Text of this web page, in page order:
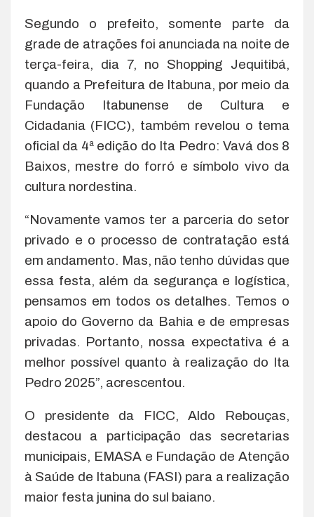
Segundo o prefeito, somente parte da
grade de atrações foi anunciada na noite de
terça-feira, dia 7, no Shopping Jequitibá,
quando a Prefeitura de Itabuna, por meio da
Fundação Itabunense de Cultura e
Cidadania (FICC), também revelou o tema
oficial da 4ª edição do Ita Pedro: Vavá dos 8
Baixos, mestre do forró e símbolo vivo da
cultura nordestina.
“Novamente vamos ter a parceria do setor
privado e o processo de contratação está
em andamento. Mas, não tenho dúvidas que
essa festa, além da segurança e logística,
pensamos em todos os detalhes. Temos o
apoio do Governo da Bahia e de empresas
privadas. Portanto, nossa expectativa é a
melhor possível quanto à realização do Ita
Pedro 2025”, acrescentou.
O presidente da FICC, Aldo Rebouças,
destacou a participação das secretarias
municipais, EMASA e Fundação de Atenção
à Saúde de Itabuna (FASI) para a realização
maior festa junina do sul baiano.